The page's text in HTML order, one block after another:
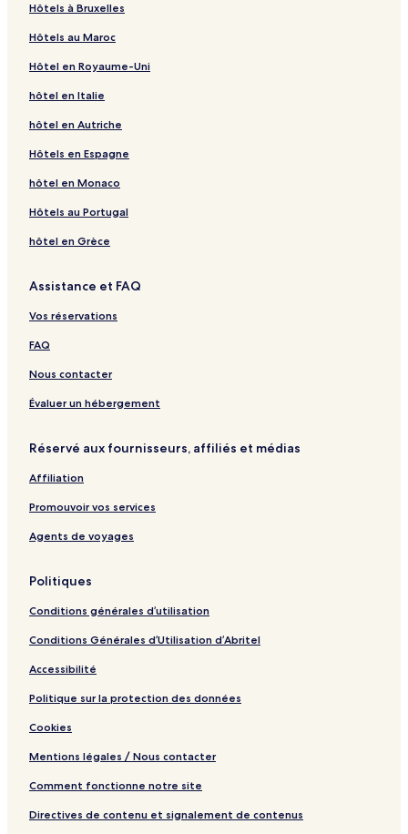
Hôtels à Bruxelles
Hôtels au Maroc
Hôtel en Royaume-Uni
hôtel en Italie
hôtel en Autriche
Hôtels en Espagne
hôtel en Monaco
Hôtels au Portugal
hôtel en Grèce
Assistance et FAQ
Vos réservations
FAQ
Nous contacter
Évaluer un hébergement
Réservé aux fournisseurs, affiliés et médias
Affiliation
Promouvoir vos services
Agents de voyages
Politiques
Conditions générales d’utilisation
Conditions Générales d’Utilisation d’Abritel
Accessibilité
Politique sur la protection des données
Cookies
Mentions légales / Nous contacter
Comment fonctionne notre site
Directives de contenu et signalement de contenus